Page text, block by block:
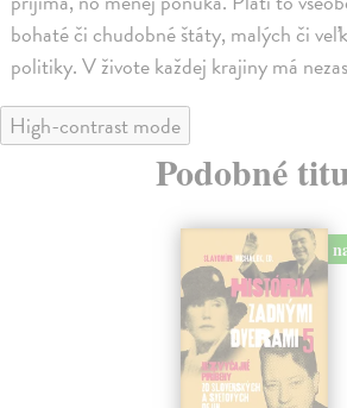
bohaté či chudobné štáty, malých či
politiky. V živote každej krajiny má
High-contrast mode
Podobné